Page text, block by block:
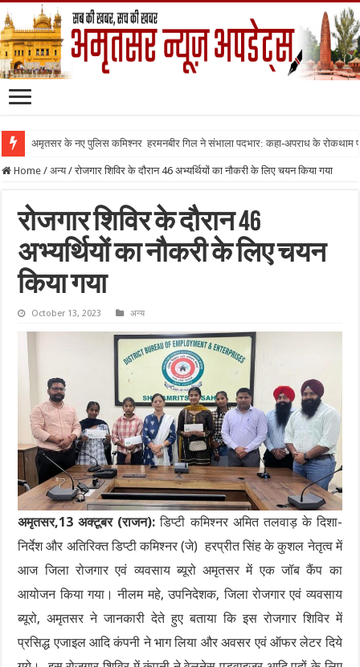
अमृतसर के नए पुलिस कमिश्नर हरमनबीर गिल ने संभाला पदभार: कहा-अपराध के रोकथाम
Home / अन्य / रोजगार शिविर के दौरान 46 अभ्यर्थियों का नौकरी के लिए चयन किया गया
रोजगार शिविर के दौरान 46
अभ्यर्थियों का नौकरी के लिए चयन
किया गया
October 13, 2023 अन्य
अमृतसर,13 अक्टूबर (राजन): डिप्टी कमिश्नर अमित तलवाड़ के दिशा-
निर्देश और अतिरिक्त डिप्टी कमिश्नर (जे) हरप्रीत सिंह के कुशल नेतृत्व में
आज जिला रोजगार एवं व्यवसाय ब्यूरो अमृतसर में एक जॉब कैंप का
आयोजन किया गया। नीलम महे, उपनिदेशक, जिला रोजगार एवं व्यवसाय
ब्यूरो, अमृतसर ने जानकारी देते हुए बताया कि इस रोजगार शिविर में
प्रसिद्ध एजाइल आदि कंपनी ने भाग लिया और अवसर एवं ऑफर लेटर दिये